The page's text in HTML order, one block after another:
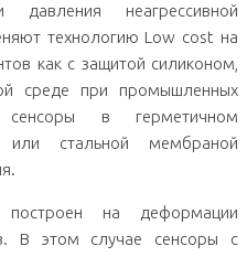
неагрессивной
технологию Low cost на
как с защитой силиконом,
среде при промышленных
сенсоры в герметичном
или стальной мембраной
построен на деформации
В этом случае сенсоры с